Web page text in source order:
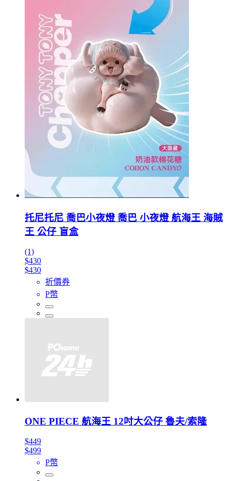
托尼托尼 喬巴小夜燈 喬巴 小夜燈 航海王 海賊
王 公仔 盲盒
(1)
$430
$430
折價券
P幣
ONE PIECE 航海王 12吋大公仔 魯夫/索隆
$449
$499
P幣